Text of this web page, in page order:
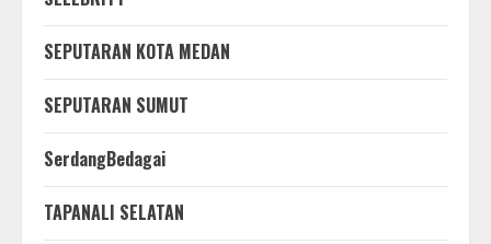
SEPUTARAN KOTA MEDAN
SEPUTARAN SUMUT
SerdangBedagai
TAPANALI SELATAN